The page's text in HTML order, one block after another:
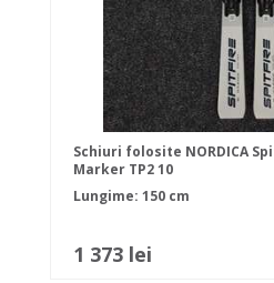
Schiuri folosite NORDICA
Marker TP2 10
Lungime: 150 cm
1 373 lei